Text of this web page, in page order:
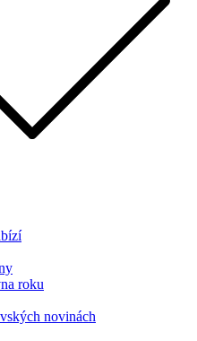
roku
novinách